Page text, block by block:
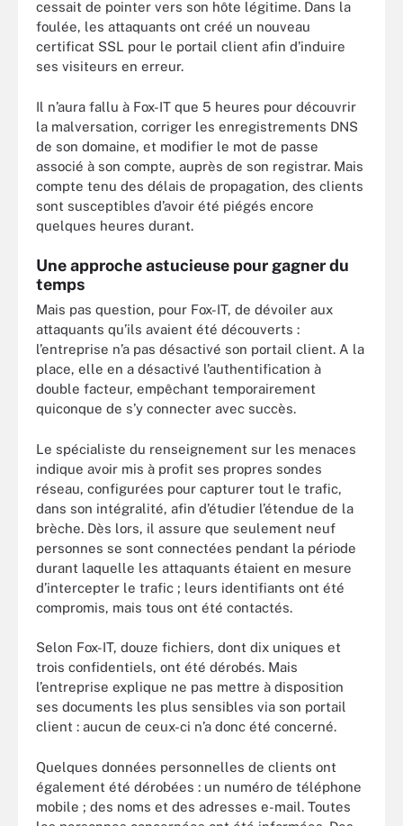
cessait de pointer vers son hôte légitime. Dans la
foulée, les attaquants ont créé un nouveau
certificat SSL pour le portail client afin d’induire
ses visiteurs en erreur.
Il n’aura fallu à Fox-IT que 5 heures pour découvrir
la malversation, corriger les enregistrements DNS
de son domaine, et modifier le mot de passe
associé à son compte, auprès de son registrar. Mais
compte tenu des délais de propagation, des clients
sont susceptibles d’avoir été piégés encore
quelques heures durant.
Une approche astucieuse pour gagner du
temps
Mais pas question, pour Fox-IT, de dévoiler aux
attaquants qu’ils avaient été découverts :
l’entreprise n’a pas désactivé son portail client. A la
place, elle en a désactivé l’authentification à
double facteur, empêchant temporairement
quiconque de s’y connecter avec succès.
Le spécialiste du renseignement sur les menaces
indique avoir mis à profit ses propres sondes
réseau, configurées pour capturer tout le trafic,
dans son intégralité, afin d’étudier l’étendue de la
brèche. Dès lors, il assure que seulement neuf
personnes se sont connectées pendant la période
durant laquelle les attaquants étaient en mesure
d’intercepter le trafic ; leurs identifiants ont été
compromis, mais tous ont été contactés.
Selon Fox-IT, douze fichiers, dont dix uniques et
trois confidentiels, ont été dérobés. Mais
l’entreprise explique ne pas mettre à disposition
ses documents les plus sensibles via son portail
client : aucun de ceux-ci n’a donc été concerné.
Quelques données personnelles de clients ont
également été dérobées : un numéro de téléphone
mobile ; des noms et des adresses e-mail. Toutes